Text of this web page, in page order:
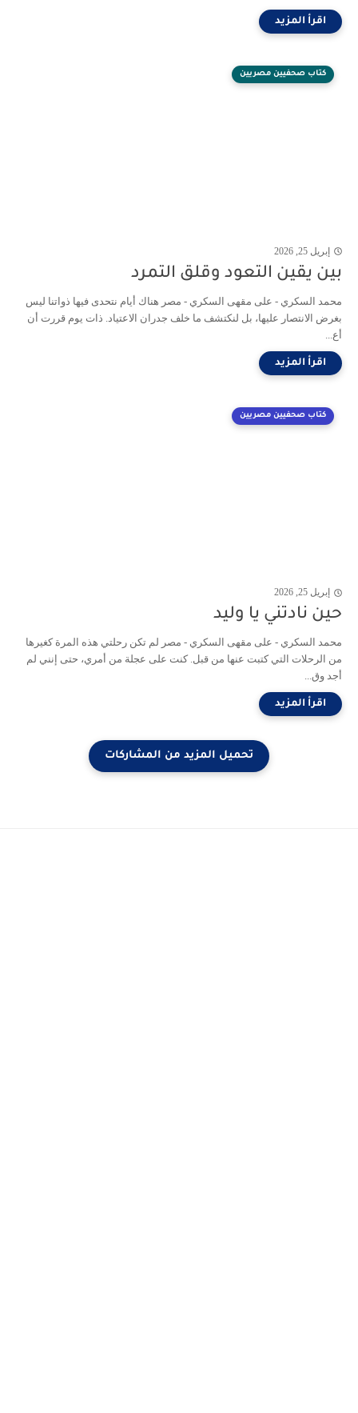
كتاب صحفيين مصريين
إبريل 25, 2026
بين يقين التعود وقلق التمرد
محمد السكري - على مقهى السكري - مصر هناك أيام نتحدى فيها ذواتنا ليس
بغرض الانتصار عليها، بل لنكتشف ما خلف جدران الاعتياد. ذات يوم قررت أن
أع...
كتاب صحفيين مصريين
إبريل 25, 2026
حين نادتني يا وليد
محمد السكري - على مقهى السكري - مصر لم تكن رحلتي هذه المرة كغيرها
من الرحلات التي كتبت عنها من قبل. كنت على عجلة من أمري، حتى إنني لم
أجد وق...